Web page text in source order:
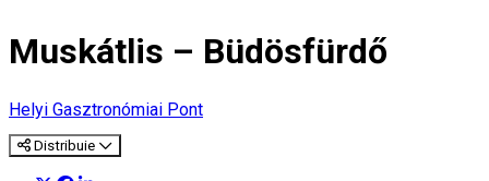
Muskátlis – Büdösfürdő
Helyi Gasztronómiai Pont
Distribuie